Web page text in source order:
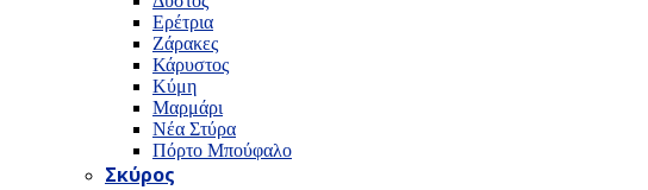
Ερέτρια
Ζάρακες
Κάρυστος
Κύμη
Μαρμάρι
Νέα Στύρα
Πόρτο Μπούφαλο
Σκύρος